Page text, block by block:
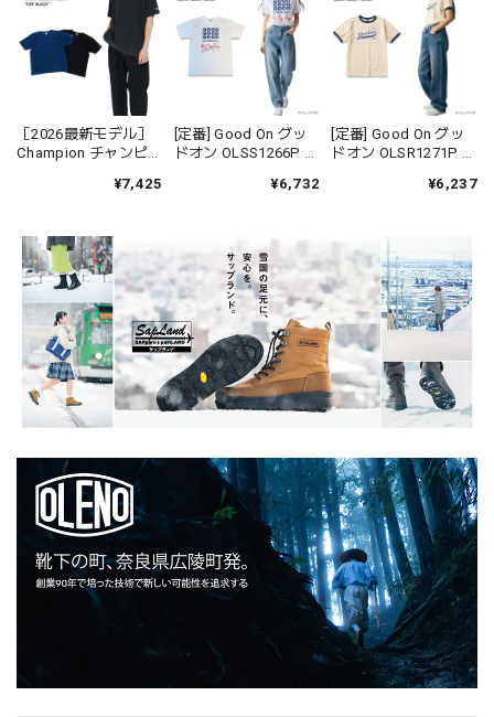
［2026最新モデル］
Champion チャンピオ
ウィーブ ショートス
¥7,425
[定番] Good On グッ
ドオン OLSS1266P フ
S/S Tシャツ 半袖
ックス 日本製
¥6,732
[定番] Good On グッ
ドオン OLSR1271P ス
ー Tシャツ RINGER 半
セックス 日本製
¥6,237